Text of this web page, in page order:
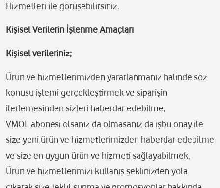
Hizmetleri ile görüşebilirsiniz.
Kişisel Verilerin İşlenme Amaçları
Kişisel verileriniz;
Ürün ve hizmetlerimizden yararlanmanız halinde söz
konusu işlemi gerçekleştirmek ve siparişin
ilerlemesinden sizleri haberdar edebilme,
VMOL abonesi olsanız da olmasanız da işbu onay ile
size yeni ürün ve hizmetlerimizden haberdar edebilme
ve size en uygun ürün ve hizmeti sağlayabilmek,
Ürün ve hizmetlerimizi kullanış şeklinizden yola